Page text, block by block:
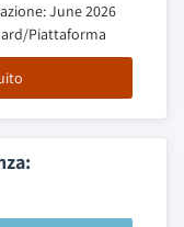
June 2026
Piattaforma